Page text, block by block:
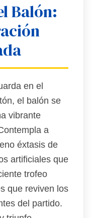
Balón:
en el
el balón se
vibrante
a
éxtasis de
artificiales que
trofeo
que reviven los
del partido.